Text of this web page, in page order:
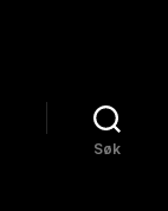
Søk